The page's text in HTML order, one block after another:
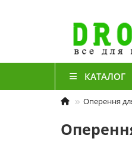
КАТАЛОГ
Оперення